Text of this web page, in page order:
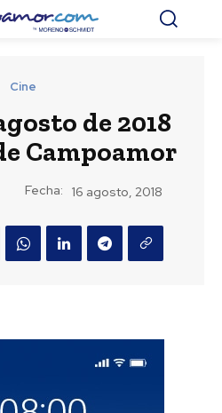
Cine
de 2018
Campoamor
Fecha: 16 agosto, 2018